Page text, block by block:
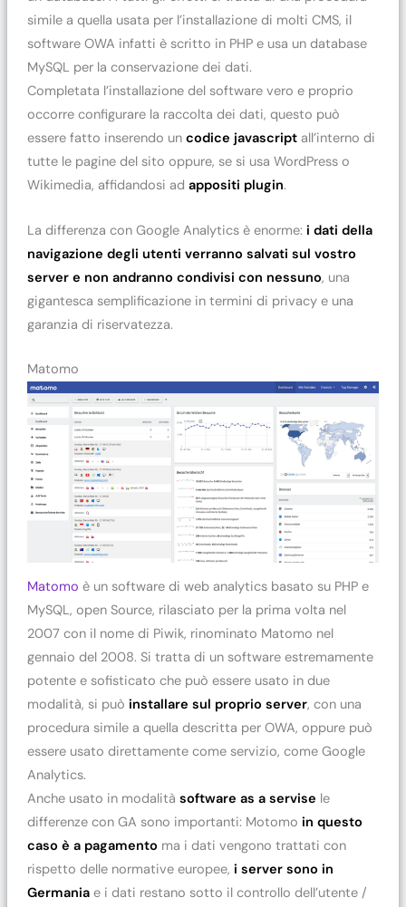
simile a quella usata per l’installazione di molti CMS, il
software OWA infatti è scritto in PHP e usa un database
MySQL per la conservazione dei dati.
Completata l’installazione del software vero e proprio
occorre configurare la raccolta dei dati, questo può
essere fatto inserendo un codice javascriptall’interno di
tutte le pagine del sito oppure, se si usa WordPress o
Wikimedia, affidandosi ad appositi plugin.
La differenza con Google Analytics è enorme: i dati della
navigazione degli utenti verranno salvati sul vostro
server e non andranno condivisi con nessuno, una
gigantesca semplificazione in termini di privacy e una
garanzia di riservatezza.
Matomo
Matomo è un software di web analytics basato su PHP e
MySQL, open Source, rilasciato per la prima volta nel
2007 con il nome di Piwik, rinominato Matomo nel
gennaio del 2008. Si tratta di un software estremamente
potente e sofisticato che può essere usato in due
modalità, si può installare sul proprio server, con una
procedura simile a quella descritta per OWA, oppure può
essere usato direttamente come servizio, come Google
Analytics.
Anche usato in modalità software as a servise le
differenze con GA sono importanti: Motomo in questo
caso è a pagamento ma i dati vengono trattati con
rispetto delle normative europee, i server sono in
Germaniae i dati restano sotto il controllo dell’utente /